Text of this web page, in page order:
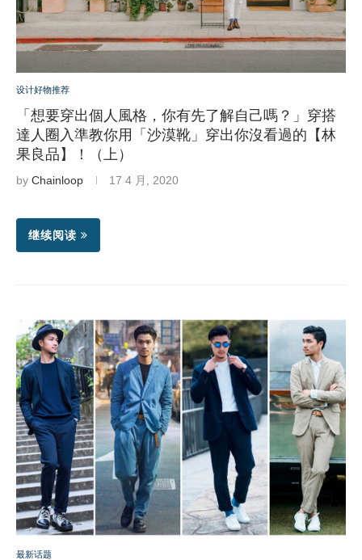
设计好物推荐
「想要穿出個人風格，你有先了解自己嗎？」穿搭
達人圈入準教你用「沙漠靴」穿出你沒看過的【林
果良品】！（上）
by Chainloop 17 4 月, 2020
继续阅读
最新话题